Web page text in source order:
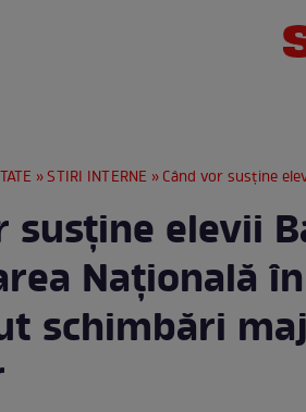
»STIRI INTERNE » Când vor susține elevii Bacalaureatul și
susține elevii
Națională
schimbări